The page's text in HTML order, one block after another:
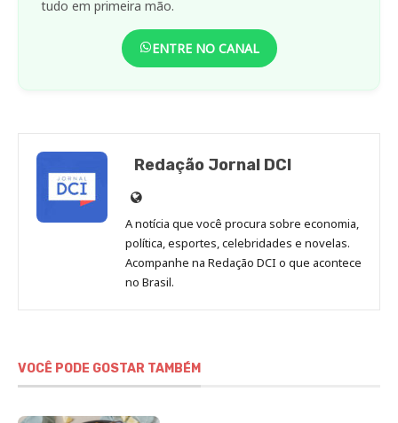
tudo em primeira mão.
ENTRE NO CANAL
Redação Jornal DCI
Site
de
Redação
Jornal
DCI
A notícia que você procura sobre economia,
política, esportes, celebridades e novelas.
Acompanhe na Redação DCI o que acontece
no Brasil.
VOCÊ PODE GOSTAR TAMBÉM